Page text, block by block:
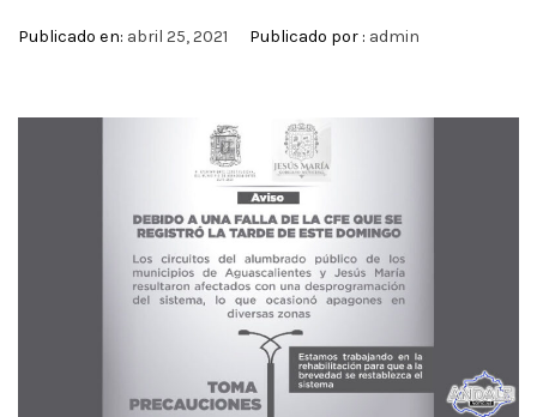
Publicado en: abril 25, 2021 Publicado por : admin